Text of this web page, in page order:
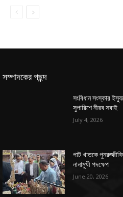
সম্পাদকের পছন্দ
সংবিধান সংস্কার
সুপারিশে নীরব সবাই
July 4, 2026
পাট খাতকে
নানামুখী পদক্ষেপ
June 20, 2026